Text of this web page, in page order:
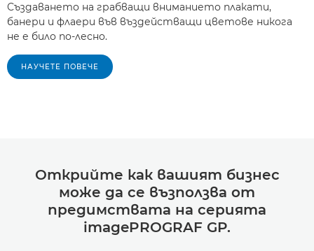
Създаването на грабващи вниманието плакати,
банери и флаери във въздействащи цветове никога
не е било по-лесно.
НАУЧЕТЕ ПОВЕЧЕ
Открийте как вашият бизнес
може да се възползва от
предимствата на серията
imagePROGRAF GP.